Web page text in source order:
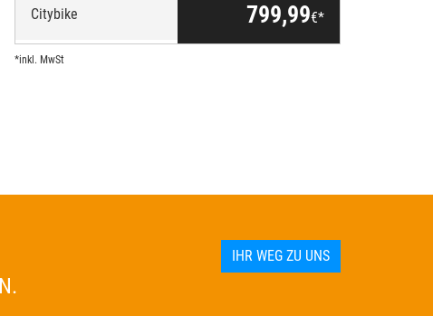
Citybike 799,99€*
*inkl. MwSt
IHR WEG ZU UNS